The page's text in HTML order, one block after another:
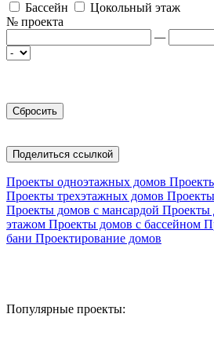
Бассейн
Цокольный этаж
№ проекта
—
Поделиться ссылкой
Проекты одноэтажных домов
Проекты трехэтажных домов
Проекты домов с мансардой Проекты
этажом Проекты домов с бассейном
бани Проектирование домов
Популярные проекты: